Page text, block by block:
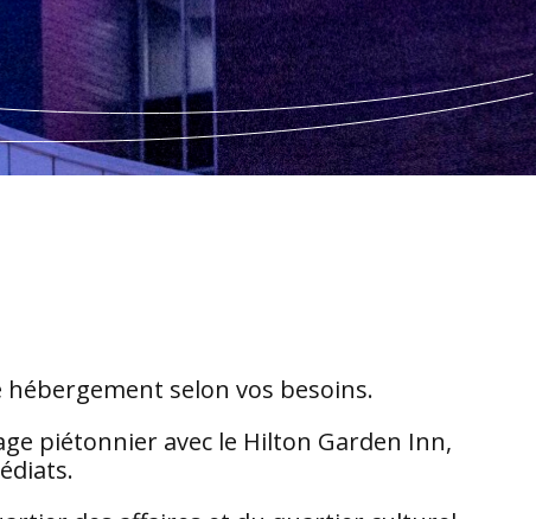
hébergement selon vos besoins.
piétonnier avec le Hilton Garden Inn,